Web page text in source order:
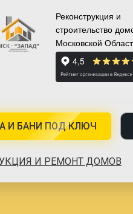
Реконструкция и
строительство
Московской
И БАНИ ПОД КЛЮЧ
И РЕМОНТ ДОМОВ